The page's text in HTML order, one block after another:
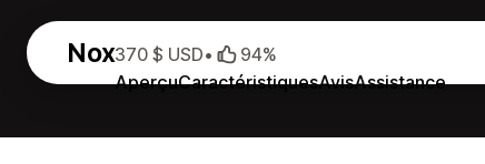
Nox
AperçuCaractéristiquesAvisAssistance
370 $ USD• 94%